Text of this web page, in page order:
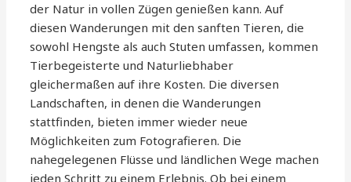
der Natur in vollen Zügen genießen kann. Auf
diesen Wanderungen mit den sanften Tieren, die
sowohl Hengste als auch Stuten umfassen, kommen
Tierbegeisterte und Naturliebhaber
gleichermaßen auf ihre Kosten. Die diversen
Landschaften, in denen die Wanderungen
stattfinden, bieten immer wieder neue
Möglichkeiten zum Fotografieren. Die
nahegelegenen Flüsse und ländlichen Wege machen
jeden Schritt zu einem Erlebnis. Ob bei einem